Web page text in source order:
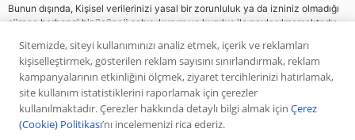
Bunun dışında, Kişisel verilerinizi yasal bir zorunluluk ya da izniniz olmadığı
sürece herhangi bir üçüncü şahıs, kurum ve kuruluş ile paylaşılmamaktadır.
Web sitemizde yer alan analiz, yorum ve tavsiyeler yatırım danışmanlığı
kapsamında değildir. Bu tavsiyeler genel nitelikte olup, özel olarak sizin mali
durumunuz ile risk ve getiri tercihlerinize uygun olarak hazırlanmamıştır. Bu
nedenle, sadece burada yer alan bilgilere dayanılarak yatırım kararı verilmesi
beklentilerinize uygun sonuçlar doğurmayabilir. Yapılan tüm yorumlar
Sitemizde, siteyi kullanımınızı analiz etmek, içerik ve reklamları
kişiselleştirmek, gösterilen reklam sayısını sınırlandırmak, reklam
kampanyalarının etkinliğini ölçmek, ziyaret tercihlerinizi hatırlamak,
site kullanım istatistiklerini raporlamak için çerezler
kullanılmaktadır. Çerezler hakkında detaylı bilgi almak için Çerez
(Cookie) Politikası’nı incelemenizi rica ederiz.